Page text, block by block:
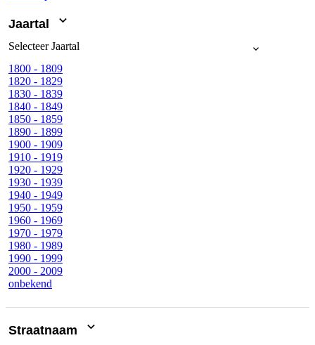
Jaartal
SelecteerJaartal
1800 - 1809
1820 - 1829
1830 - 1839
1840 - 1849
1850 - 1859
1890 - 1899
1900 - 1909
1910 - 1919
1920 - 1929
1930 - 1939
1940 - 1949
1950 - 1959
1960 - 1969
1970 - 1979
1980 - 1989
1990 - 1999
2000 - 2009
onbekend
Straatnaam